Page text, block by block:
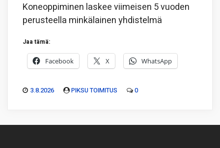
Koneoppiminen laskee viimeisen 5 vuoden
perusteella minkälainen yhdistelmä
Jaa tämä:
Facebook X WhatsApp
3.8.2026 PIKSU TOIMITUS 0